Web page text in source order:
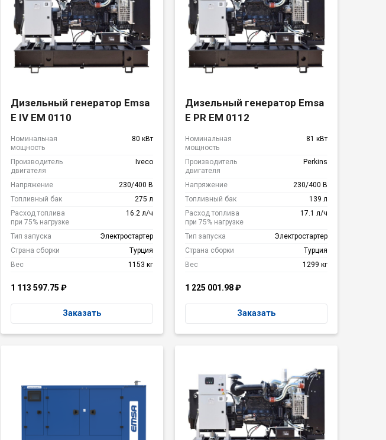
Дизельный генератор Emsa
E IV EM 0110
Номинальная
мощность
80 кВт
Производитель
двигателя
Iveco
Напряжение
230/400 В
Топливный бак
275 л
Расход топлива
при 75% нагрузке
16.2 л/ч
Тип запуска
Электростартер
Страна сборки
Турция
Вес
1153 кг
1 113 597.75 ₽
Заказать
Дизельный генератор Emsa
E PR EM 0112
Номинальная
мощность
81 кВт
Производитель
двигателя
Perkins
Напряжение
230/400 В
Топливный бак
139 л
Расход топлива
при 75% нагрузке
17.1 л/ч
Тип запуска
Электростартер
Страна сборки
Турция
Вес
1299 кг
1 225 001.98₽
Заказать